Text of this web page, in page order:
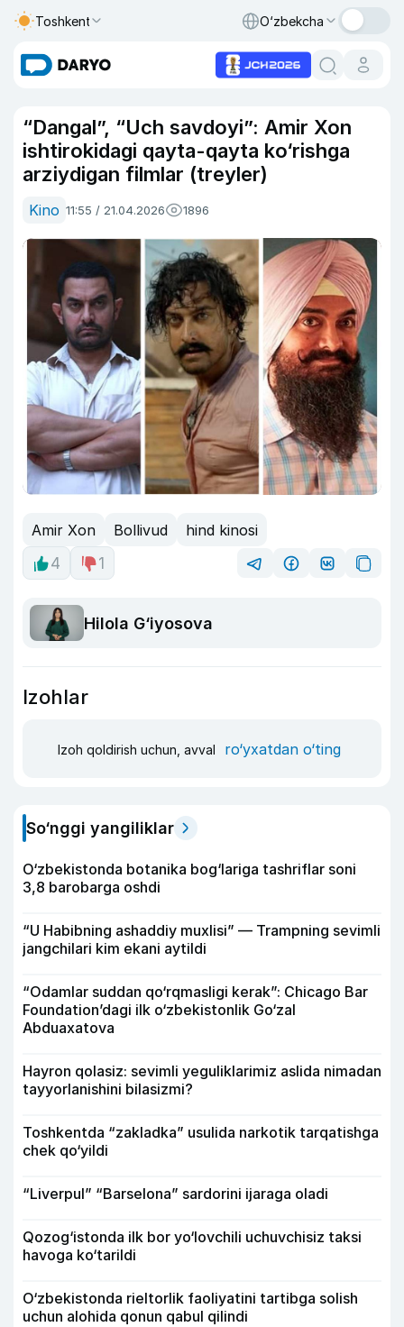
Toshkent O‘zbekcha
“Dangal”, “Uch savdoyi”: Amir Xon
ishtirokidagi qayta-qayta ko‘rishga
arziydigan filmlar (treyler)
Kino 11:55 / 21.04.2026 1896
Amir Xon Bollivud
hind kinosi
4
1
Hilola G‘iyosova
Izohlar
Izoh qoldirish uchun, avval ro‘yxatdan o‘ting
So‘nggi yangiliklar
O‘zbekistonda botanika bog‘lariga tashriflar soni
3,8 barobarga oshdi
“U Habibning ashaddiy muxlisi” — Trampning sevimli
jangchilari kim ekani aytildi
“Odamlar suddan qo‘rqmasligi kerak”: Chicago Bar
Foundation’dagi ilk o‘zbekistonlik Go‘zal
Abduaxatova
Hayron qolasiz: sevimli yeguliklarimiz aslida nimadan
tayyorlanishini bilasizmi?
Toshkentda “zakladka” usulida narkotik tarqatishga
chek qo‘yildi
“Liverpul” “Barselona” sardorini ijaraga oladi
Qozog‘istonda ilk bor yo‘lovchili uchuvchisiz taksi
havoga ko‘tarildi
O‘zbekistonda rieltorlik faoliyatini tartibga solish
uchun alohida qonun qabul qilindi